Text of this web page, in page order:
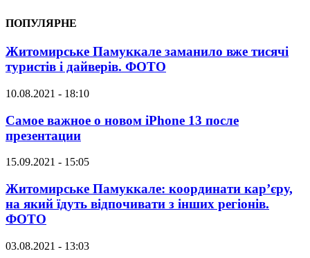
ПОПУЛЯРНЕ
Житомирське Памуккале заманило вже тисячі
туристів і дайверів. ФОТО
10.08.2021 - 18:10
Самое важное о новом iPhone 13 после
презентации
15.09.2021 - 15:05
Житомирське Памуккале: координати кар’єру,
на який їдуть відпочивати з інших регіонів.
ФОТО
03.08.2021 - 13:03